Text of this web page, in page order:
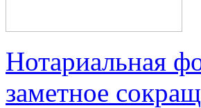
Нотариальная
заметное